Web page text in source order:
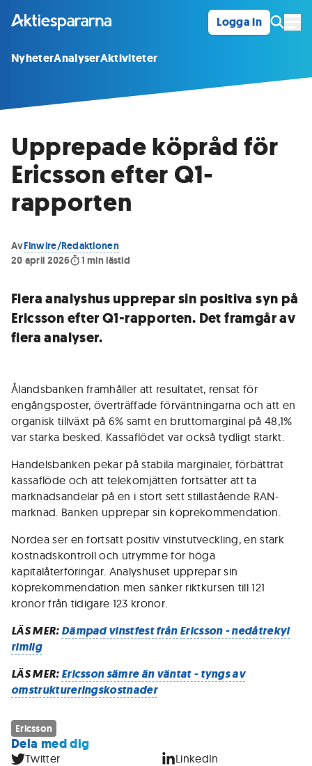
Logga in
NyheterAnalyserAktiviteter
Upprepade köpråd för
Ericsson efter Q1-
rapporten
AvFinwire/Redaktionen
20 april 2026
1 min lästid
Flera analyshus upprepar sin positiva syn på
Ericsson efter Q1-rapporten. Det framgår av
flera analyser.
Ålandsbanken framhåller att resultatet, rensat för
engångsposter, överträffade förväntningarna och att en
organisk tillväxt på 6% samt en bruttomarginal på 48,1%
var starka besked. Kassaflödet var också tydligt starkt.
Handelsbanken pekar på stabila marginaler, förbättrat
kassaflöde och att telekomjätten fortsätter att ta
marknadsandelar på en i stort sett stillastående RAN-
marknad. Banken upprepar sin köprekommendation.
Nordea ser en fortsatt positiv vinstutveckling, en stark
kostnadskontroll och utrymme för höga
kapitalåterföringar. Analyshuset upprepar sin
köprekommendation men sänker riktkursen till 121
kronor från tidigare 123 kronor.
LÄS MER:Dämpad vinstfest från Ericsson - nedåtrekyl
rimlig
LÄS MER:Ericsson sämre än väntat - tyngs av
omstruktureringskostnader
Ericsson
Dela med dig
Twitter LinkedIn